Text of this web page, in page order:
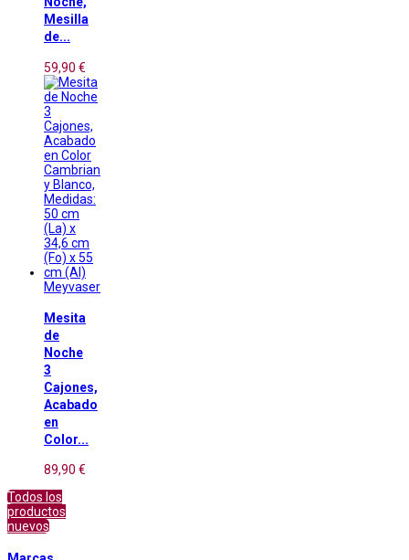
Mesilla
de...
59,90 €
Meyvaser
Mesita
de
Noche
3
Cajones,
Acabado
en
Color...
89,90 €
Todos los
productos
nuevos